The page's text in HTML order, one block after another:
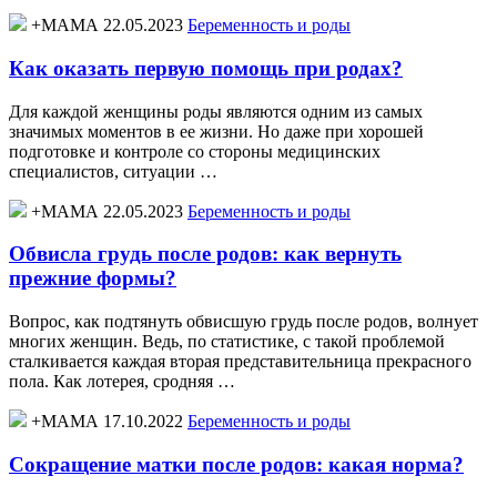
+МАМА 22.05.2023 Беременность и роды
Как оказать первую помощь при родах?
Для каждой женщины роды являются одним из самых
значимых моментов в ее жизни. Но даже при хорошей
подготовке и контроле со стороны медицинских
специалистов, ситуации …
+МАМА 22.05.2023 Беременность и роды
Обвисла грудь после родов: как вернуть
прежние формы?
Вопрос, как подтянуть обвисшую грудь после родов, волнует
многих женщин. Ведь, по статистике, с такой проблемой
сталкивается каждая вторая представительница прекрасного
пола. Как лотерея, сродняя …
+МАМА 17.10.2022 Беременность и роды
Сокращение матки после родов: какая норма?